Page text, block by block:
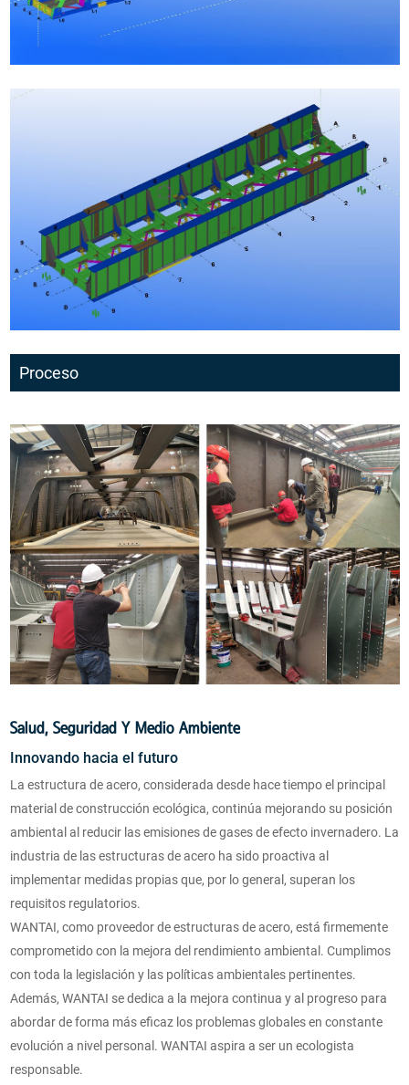
Proceso
Salud, Seguridad Y Medio Ambiente
Innovando hacia el futuro
La estructura de acero, considerada desde hace tiempo el principal
material de construcción ecológica, continúa mejorando su posición
ambiental al reducir las emisiones de gases de efecto invernadero. La
industria de las estructuras de acero ha sido proactiva al
implementar medidas propias que, por lo general, superan los
requisitos regulatorios.
WANTAI, como proveedor de estructuras de acero, está firmemente
comprometido con la mejora del rendimiento ambiental. Cumplimos
con toda la legislación y las políticas ambientales pertinentes.
Además, WANTAI se dedica a la mejora continua y al progreso para
abordar de forma más eficaz los problemas globales en constante
evolución a nivel personal. WANTAI aspira a ser un ecologista
responsable.